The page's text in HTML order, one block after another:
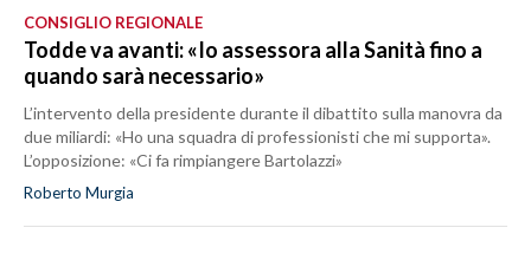
CONSIGLIO REGIONALE
Todde va avanti: «Io assessora alla Sanità fino a
quando sarà necessario»
L’intervento della presidente durante il dibattito sulla manovra da
due miliardi: «Ho una squadra di professionisti che mi supporta».
L’opposizione: «Ci fa rimpiangere Bartolazzi»
Roberto Murgia